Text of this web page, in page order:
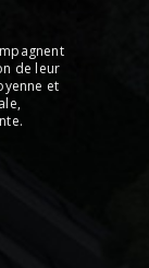
de leur
et